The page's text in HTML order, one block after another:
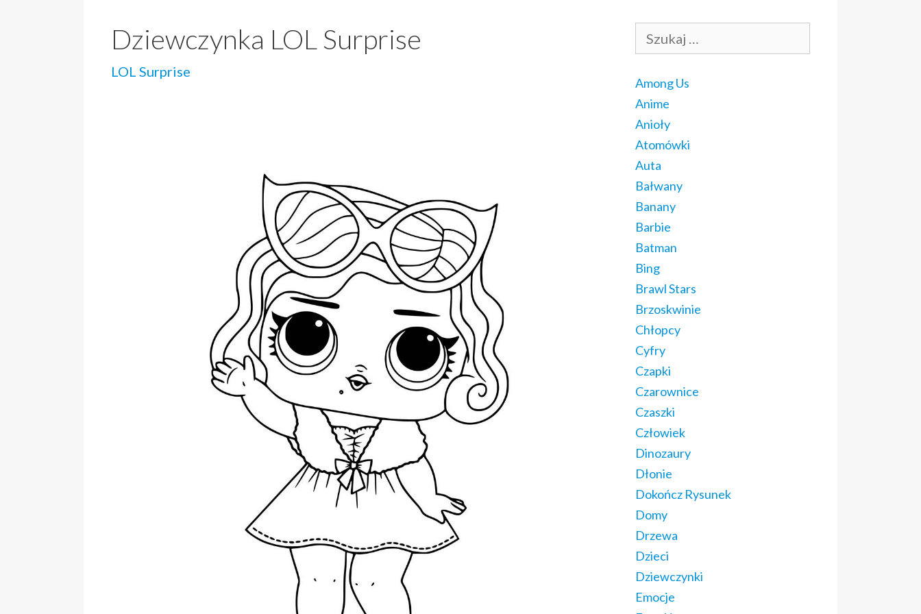
Dziewczynka LOL Surprise
LOL Surprise
Among Us
Anime
Anioły
Atomówki
Auta
Bałwany
Banany
Barbie
Batman
Bing
Brawl Stars
Brzoskwinie
Chłopcy
Cyfry
Czapki
Czarownice
Czaszki
Człowiek
Dinozaury
Dłonie
Dokończ Rysunek
Domy
Drzewa
Dzieci
Dziewczynki
Emocje